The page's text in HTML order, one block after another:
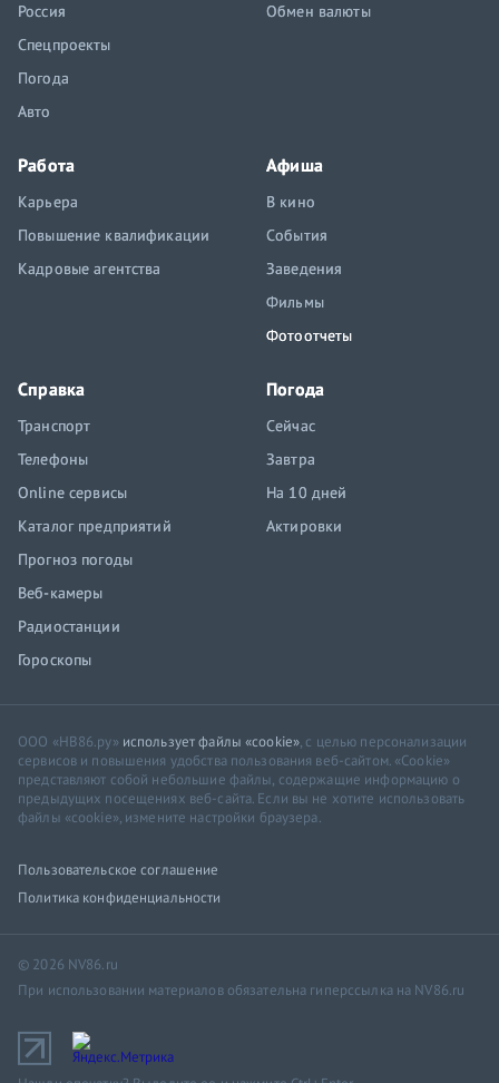
Россия
Спецпроекты
Погода
Авто
Обмен валюты
Работа
Карьера
Повышение квалификации
Кадровые агентства
Афиша
В кино
События
Заведения
Фильмы
Фотоотчеты
Справка
Транспорт
Телефоны
Online сервисы
Каталог предприятий
Прогноз погоды
Веб-камеры
Радиостанции
Гороскопы
Погода
Сейчас
Завтра
На 10 дней
Актировки
ООО «НВ86.ру» использует файлы «cookie», с целью персонализации
сервисов и повышения удобства пользования веб-сайтом. «Cookie»
представляют собой небольшие файлы, содержащие информацию о
предыдущих посещениях веб-сайта. Если вы не хотите использовать
файлы «cookie», измените настройки браузера.
Пользовательское соглашение
Политика конфиденциальности
© 2026 NV86.ru
При использовании материалов обязательна гиперссылка на NV86.ru